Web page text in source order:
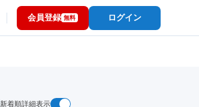
会員登録 無料 ログイン
新着順詳細表示